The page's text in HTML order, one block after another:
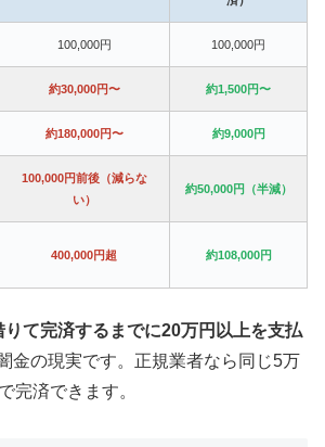
100,000円 100,000円
約30,000円〜 約1,500円〜
約180,000円〜 約9,000円
100,000円前後（減らな
い）
約50,000円（半減）
400,000円超 約108,000円
て完済するまでに20万円以上を支払
金の現実です。正規業者なら同じ5万
完済できます。